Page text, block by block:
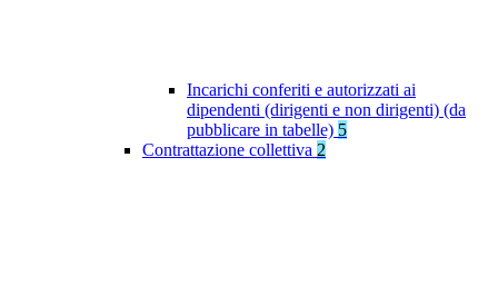
Incarichi conferiti e autorizzati ai
dipendenti (dirigenti e non dirigenti) (da
pubblicare in tabelle) 5
Contrattazione collettiva 2